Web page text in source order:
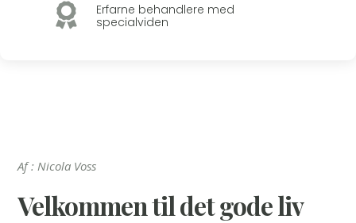

Erfarne behandlere med
specialviden
Af : Nicola Voss
Velkommen til det gode liv